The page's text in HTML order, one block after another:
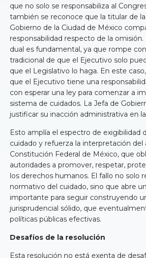
que no solo se responsabiliza al
también se reconoce que la titular de
Gobierno de la Ciudad de México
responsabilidad respecto de la
dual es fundamental, ya que rompe
tradicional de que el Ejecutivo solo
que el Legislativo lo haga. En este
que el Ejecutivo tiene una
con esperar una ley para comenzar a
sistema de cuidados. La Jefa de
justificar su inacción administrativa en
Esto amplía el espectro de exigibilidad
cuidado y refuerza la interpretación del
Constitución Federal de México, que
autoridades a promover, respetar,
los derechos humanos. El fallo no solo
normativo del cuidado, sino que abre
importante para seguir construyendo
jurisprudencial sólido, que
políticas públicas efectivas.
Desafíos de la resolución
Esta resolución no está exenta de